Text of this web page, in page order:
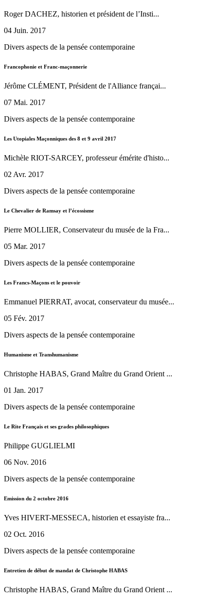
Roger DACHEZ, historien et président de l’Insti...
04 Juin. 2017
Divers aspects de la pensée contemporaine
Francophonie et Franc-maçonnerie
Jérôme CLÉMENT, Président de l'Alliance françai...
07 Mai. 2017
Divers aspects de la pensée contemporaine
Les Utopiales Maçonniques des 8 et 9 avril 2017
Michèle RIOT-SARCEY, professeur émérite d'histo...
02 Avr. 2017
Divers aspects de la pensée contemporaine
Le Chevalier de Ramsay et l’écossisme
Pierre MOLLIER, Conservateur du musée de la Fra...
05 Mar. 2017
Divers aspects de la pensée contemporaine
Les Francs-Maçons et le pouvoir
Emmanuel PIERRAT, avocat, conservateur du musée...
05 Fév. 2017
Divers aspects de la pensée contemporaine
Humanisme et Transhumanisme
Christophe HABAS, Grand Maître du Grand Orient ...
01 Jan. 2017
Divers aspects de la pensée contemporaine
Le Rite Français et ses grades philosophiques
Philippe GUGLIELMI
06 Nov. 2016
Divers aspects de la pensée contemporaine
Emission du 2 octobre 2016
Yves HIVERT-MESSECA, historien et essayiste fra...
02 Oct. 2016
Divers aspects de la pensée contemporaine
Entretien de début de mandat de Christophe HABAS
Christophe HABAS, Grand Maître du Grand Orient ...